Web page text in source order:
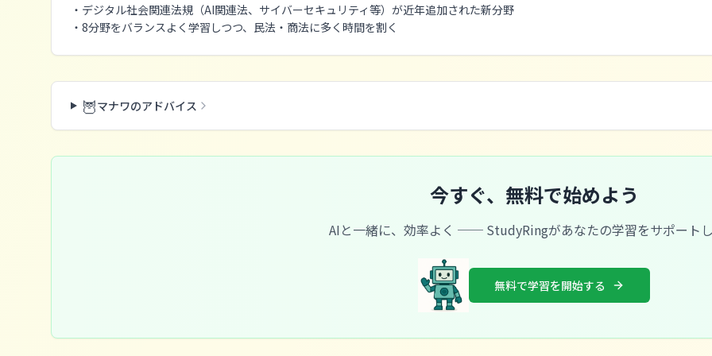
・デジタル社会関連法規（AI関連法、サイバーセキュリティ等）が近年追加された新分野
・8分野をバランスよく学習しつつ、民法・商法に多く時間を割く
🦉マナワのアドバイス
今すぐ、無料で始めよう
AIと一緒に、効率よく ── StudyRingがあなたの学習をサポート
無料で学習を開始する